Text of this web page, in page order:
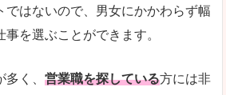
ニア職の求人においては、ほかにない専門
ではないので、男女にかかわらず幅
を選ぶことができます。
く、 営業職を探している方には非